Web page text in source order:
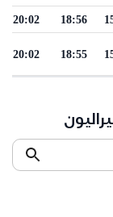
18:56
20:02
18:55
20:02